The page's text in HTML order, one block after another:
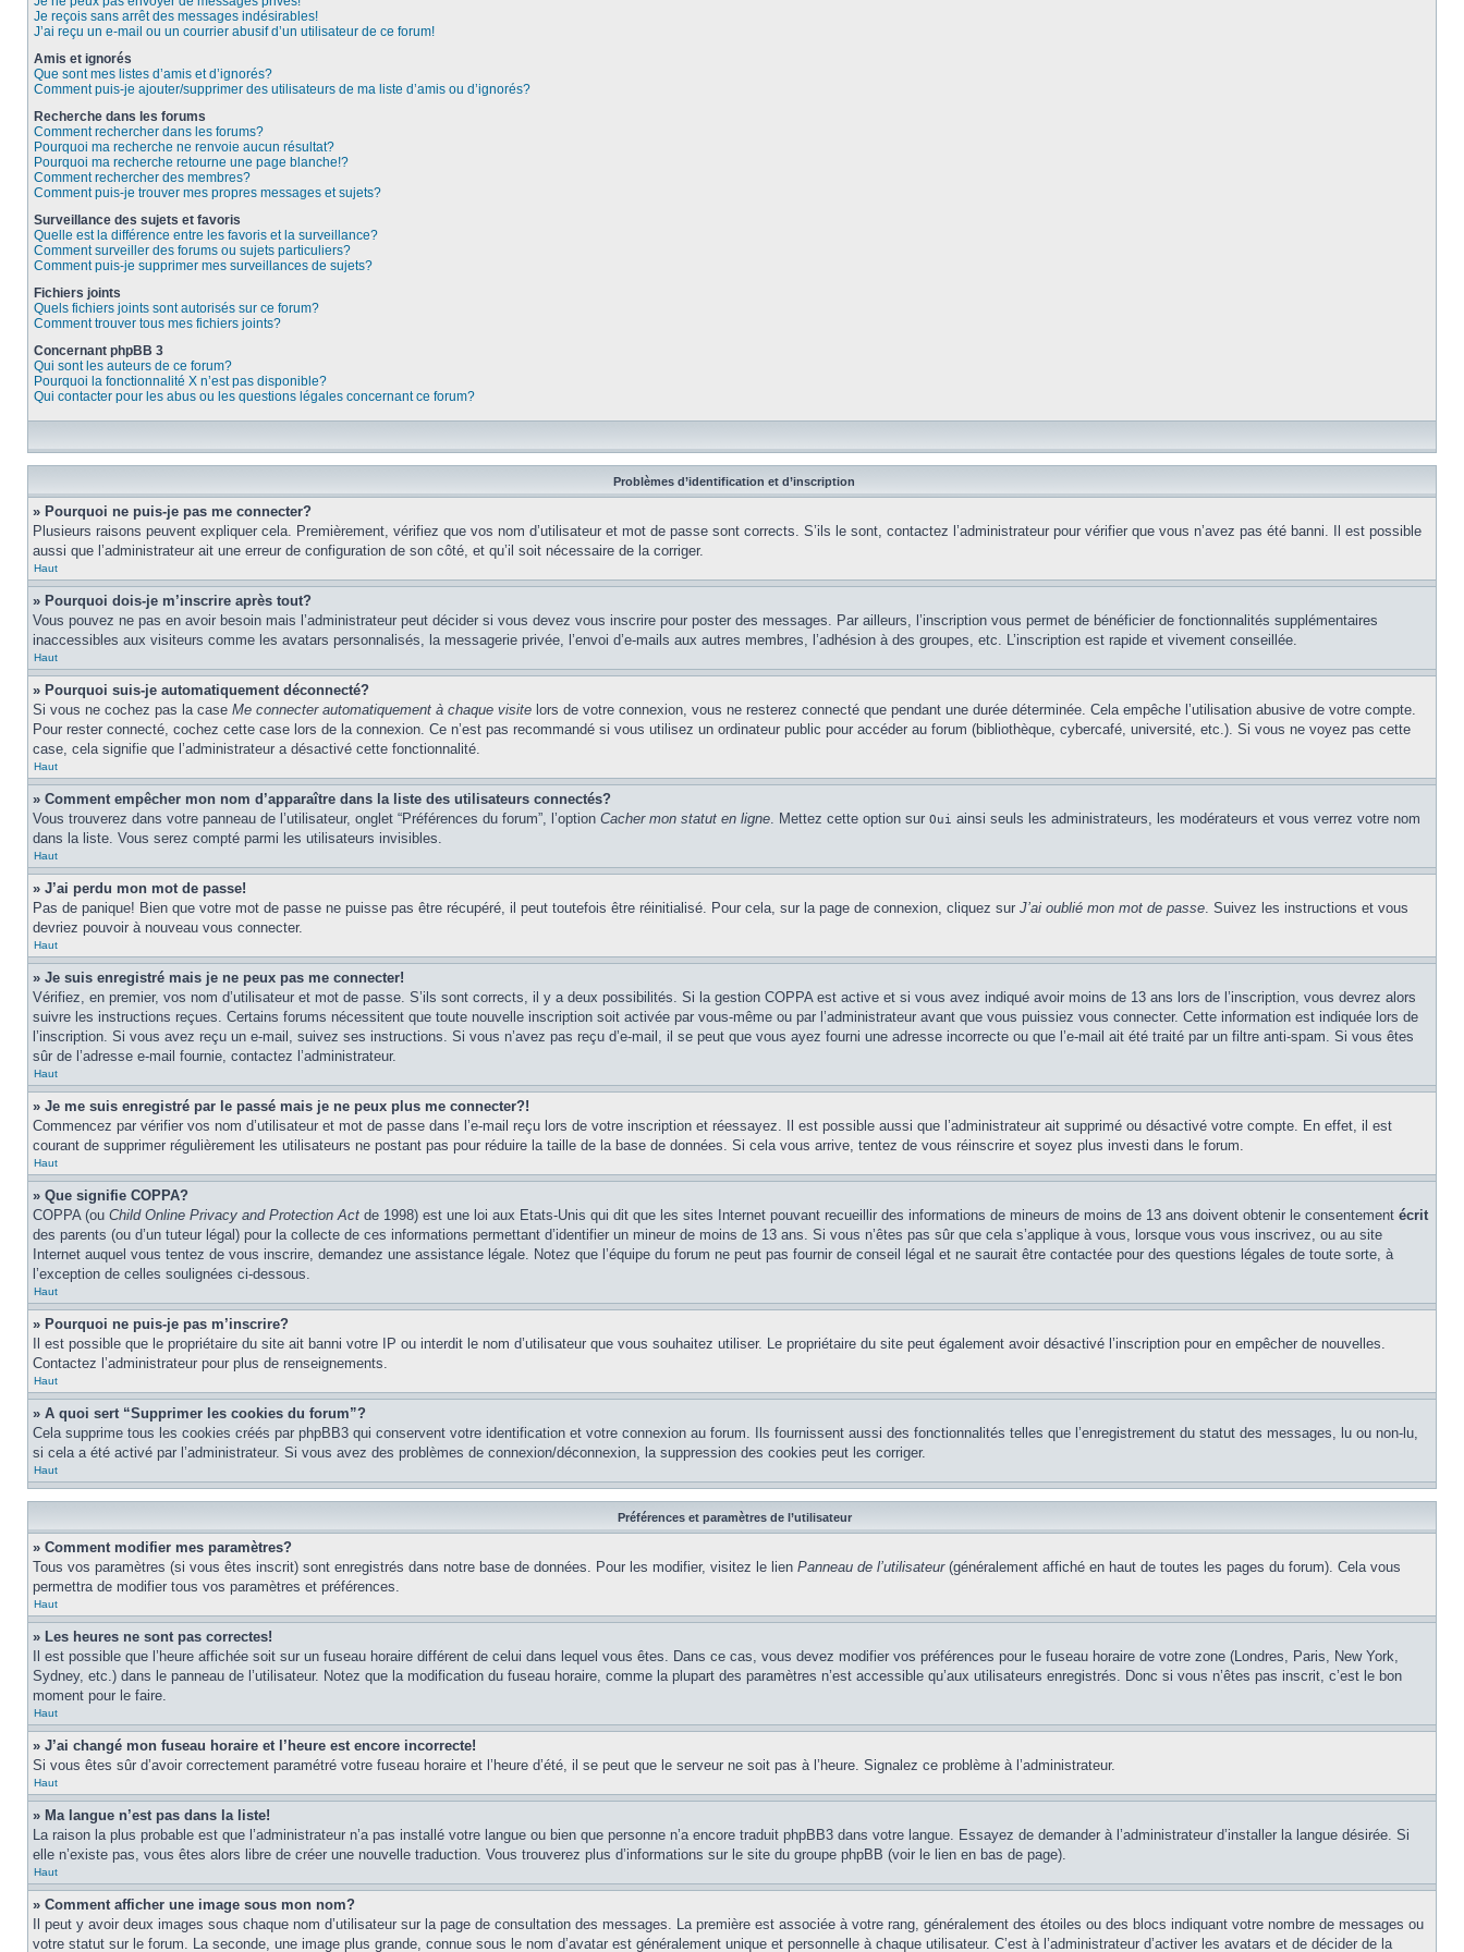
Je reçois sans arrêt des messages indésirables!
J’ai reçu un e-mail ou un courrier abusif d’un utilisateur de ce forum!
Amis et ignorés
Que sont mes listes d’amis et d’ignorés?
Comment puis-je ajouter/supprimer des utilisateurs de ma liste d’amis ou d’ignorés?
Recherche dans les forums
Comment rechercher dans les forums?
Pourquoi ma recherche ne renvoie aucun résultat?
Pourquoi ma recherche retourne une page blanche!?
Comment rechercher des membres?
Comment puis-je trouver mes propres messages et sujets?
Surveillance des sujets et favoris
Quelle est la différence entre les favoris et la surveillance?
Comment surveiller des forums ou sujets particuliers?
Comment puis-je supprimer mes surveillances de sujets?
Fichiers joints
Quels fichiers joints sont autorisés sur ce forum?
Comment trouver tous mes fichiers joints?
Concernant phpBB 3
Qui sont les auteurs de ce forum?
Pourquoi la fonctionnalité X n’est pas disponible?
Qui contacter pour les abus ou les questions légales concernant ce forum?
Problèmes d’identification et d’inscription
» Pourquoi ne puis-je pas me connecter?
Plusieurs raisons peuvent expliquer cela. Premièrement, vérifiez que vos nom d’utilisateur et mot de passe sont corrects. S’ils le sont, contactez l’administrateur pour vérifier que vous n’avez pas été banni. Il est possible
aussi que l’administrateur ait une erreur de configuration de son côté, et qu’il soit nécessaire de la corriger.
Haut
» Pourquoi dois-je m’inscrire après tout?
Vous pouvez ne pas en avoir besoin mais l’administrateur peut décider si vous devez vous inscrire pour poster des messages. Par ailleurs, l’inscription vous permet de bénéficier de fonctionnalités supplémentaires
inaccessibles aux visiteurs comme les avatars personnalisés, la messagerie privée, l’envoi d’e-mails aux autres membres, l’adhésion à des groupes, etc. L’inscription est rapide et vivement conseillée.
Haut
» Pourquoi suis-je automatiquement déconnecté?
Si vous ne cochez pas la case Me connecter automatiquement à chaque visite lors de votre connexion, vous ne resterez connecté que pendant une durée déterminée. Cela empêche l’utilisation abusive de votre compte.
Pour rester connecté, cochez cette case lors de la connexion. Ce n’est pas recommandé si vous utilisez un ordinateur public pour accéder au forum (bibliothèque, cybercafé, université, etc.). Si vous ne voyez pas cette
case, cela signifie que l’administrateur a désactivé cette fonctionnalité.
Haut
» Comment empêcher mon nom d’apparaître dans la liste des utilisateurs connectés?
Vous trouverez dans votre panneau de l’utilisateur, onglet “Préférences du forum”, l’option Cacher mon statut en ligne. Mettez cette option sur Oui ainsi seuls les administrateurs, les modérateurs et vous verrez votre nom
dans la liste. Vous serez compté parmi les utilisateurs invisibles.
Haut
» J’ai perdu mon mot de passe!
Pas de panique! Bien que votre mot de passe ne puisse pas être récupéré, il peut toutefois être réinitialisé. Pour cela, sur la page de connexion, cliquez sur J’ai oublié mon mot de passe. Suivez les instructions et vous
devriez pouvoir à nouveau vous connecter.
Haut
» Je suis enregistré mais je ne peux pas me connecter!
Vérifiez, en premier, vos nom d’utilisateur et mot de passe. S’ils sont corrects, il y a deux possibilités. Si la gestion COPPA est active et si vous avez indiqué avoir moins de 13 ans lors de l’inscription, vous devrez alors
suivre les instructions reçues. Certains forums nécessitent que toute nouvelle inscription soit activée par vous-même ou par l’administrateur avant que vous puissiez vous connecter. Cette information est indiquée lors de
l’inscription. Si vous avez reçu un e-mail, suivez ses instructions. Si vous n’avez pas reçu d’e-mail, il se peut que vous ayez fourni une adresse incorrecte ou que l’e-mail ait été traité par un filtre anti-spam. Si vous êtes
sûr de l’adresse e-mail fournie, contactez l’administrateur.
Haut
» Je me suis enregistré par le passé mais je ne peux plus me connecter?!
Commencez par vérifier vos nom d’utilisateur et mot de passe dans l’e-mail reçu lors de votre inscription et réessayez. Il est possible aussi que l’administrateur ait supprimé ou désactivé votre compte. En effet, il est
courant de supprimer régulièrement les utilisateurs ne postant pas pour réduire la taille de la base de données. Si cela vous arrive, tentez de vous réinscrire et soyez plus investi dans le forum.
Haut
» Que signifie COPPA?
COPPA (ou Child Online Privacy and Protection Act de 1998) est une loi aux Etats-Unis qui dit que les sites Internet pouvant recueillir des informations de mineurs de moins de 13 ans doivent obtenir le consentement écrit
des parents (ou d’un tuteur légal) pour la collecte de ces informations permettant d’identifier un mineur de moins de 13 ans. Si vous n’êtes pas sûr que cela s’applique à vous, lorsque vous vous inscrivez, ou au site
Internet auquel vous tentez de vous inscrire, demandez une assistance légale. Notez que l’équipe du forum ne peut pas fournir de conseil légal et ne saurait être contactée pour des questions légales de toute sorte, à
l’exception de celles soulignées ci-dessous.
Haut
» Pourquoi ne puis-je pas m’inscrire?
Il est possible que le propriétaire du site ait banni votre IP ou interdit le nom d’utilisateur que vous souhaitez utiliser. Le propriétaire du site peut également avoir désactivé l’inscription pour en empêcher de nouvelles.
Contactez l’administrateur pour plus de renseignements.
Haut
» A quoi sert “Supprimer les cookies du forum”?
Cela supprime tous les cookies créés par phpBB3 qui conservent votre identification et votre connexion au forum. Ils fournissent aussi des fonctionnalités telles que l’enregistrement du statut des messages, lu ou non-lu,
si cela a été activé par l’administrateur. Si vous avez des problèmes de connexion/déconnexion, la suppression des cookies peut les corriger.
Haut
Préférences et paramètres de l’utilisateur
» Comment modifier mes paramètres?
Tous vos paramètres (si vous êtes inscrit) sont enregistrés dans notre base de données. Pour les modifier, visitez le lien Panneau de l’utilisateur(généralement affiché en haut de toutes les pages du forum). Cela vous
permettra de modifier tous vos paramètres et préférences.
Haut
» Les heures ne sont pas correctes!
Il est possible que l’heure affichée soit sur un fuseau horaire différent de celui dans lequel vous êtes. Dans ce cas, vous devez modifier vos préférences pour le fuseau horaire de votre zone (Londres, Paris, New York,
Sydney, etc.) dans le panneau de l’utilisateur. Notez que la modification du fuseau horaire, comme la plupart des paramètres n’est accessible qu’aux utilisateurs enregistrés. Donc si vous n’êtes pas inscrit, c’est le bon
moment pour le faire.
Haut
» J’ai changé mon fuseau horaire et l’heure est encore incorrecte!
Si vous êtes sûr d’avoir correctement paramétré votre fuseau horaire et l’heure d’été, il se peut que le serveur ne soit pas à l’heure. Signalez ce problème à l’administrateur.
Haut
» Ma langue n’est pas dans la liste!
La raison la plus probable est que l’administrateur n’a pas installé votre langue ou bien que personne n’a encore traduit phpBB3 dans votre langue. Essayez de demander à l’administrateur d’installer la langue désirée. Si
elle n’existe pas, vous êtes alors libre de créer une nouvelle traduction. Vous trouverez plus d’informations sur le site du groupe phpBB (voir le lien en bas de page).
Haut
» Comment afficher une image sous mon nom?
Il peut y avoir deux images sous chaque nom d’utilisateur sur la page de consultation des messages. La première est associée à votre rang, généralement des étoiles ou des blocs indiquant votre nombre de messages ou
votre statut sur le forum. La seconde, une image plus grande, connue sous le nom d’avatar est généralement unique et personnelle à chaque utilisateur. C’est à l’administrateur d’activer les avatars et de décider de la